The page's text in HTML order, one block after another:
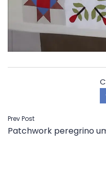
Navegação
de
Prev Post
Patchwork peregrino